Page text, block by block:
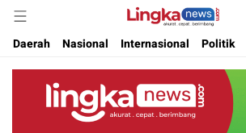
Lingkanews
Akurat. Cepat & Berimbang
Daerah
Nasional Internasional Politik